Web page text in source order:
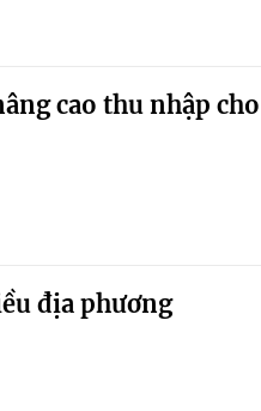
cao thu nhập cho
địa phương